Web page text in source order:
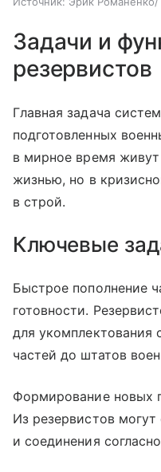
Задачи и
резервистов
Главная задача
подготовленных
в мирное время
жизнью, но в
в строй.
Ключевые
Быстрое пополнение
готовности.
для
частей до штатов
Формирование новых
Из резервистов
и соединения